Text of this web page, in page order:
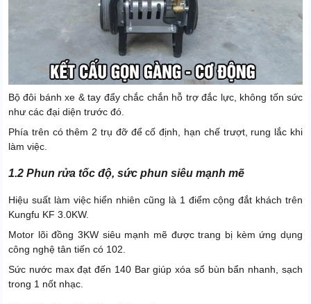
Bộ đôi bánh xe & tay đẩy chắc chắn hỗ trợ đắc lực, không tốn sức
như các đại diện trước đó.
Phía trên có thêm 2 trụ đỡ để cố định, hạn chế trượt, rung lắc khi
làm việc.
1.2 Phun rửa tốc độ, sức phun siêu mạnh mẽ
Hiệu suất làm việc hiển nhiên cũng là 1 điểm cộng đắt khách trên
Kungfu KF 3.0KW.
Motor lõi đồng 3KW siêu mạnh mẽ được trang bị kèm ứng dụng
công nghệ tân tiến có 102.
Sức nước max đạt đến 140 Bar giúp xóa sổ bùn bẩn nhanh, sạch
trong 1 nốt nhạc.